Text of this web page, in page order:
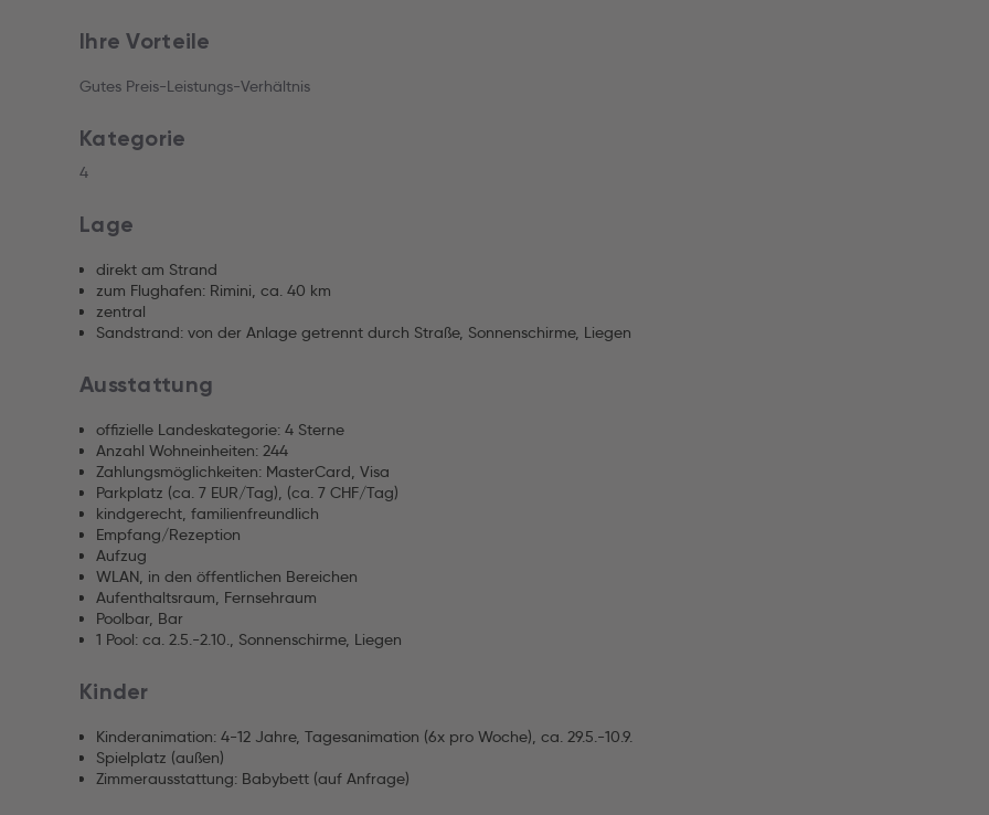
Ihre Vorteile
Gutes Preis-Leistungs-Verhältnis
Kategorie
4
Lage
direkt am Strand
zum Flughafen: Rimini, ca. 40 km
zentral
Sandstrand: von der Anlage getrennt durch Straße, Sonnenschirme, Liegen
Ausstattung
offizielle Landeskategorie: 4 Sterne
Anzahl Wohneinheiten: 244
Zahlungsmöglichkeiten: MasterCard, Visa
Parkplatz (ca. 7 EUR/Tag), (ca. 7 CHF/Tag)
kindgerecht, familienfreundlich
Empfang/Rezeption
Aufzug
WLAN, in den öffentlichen Bereichen
Aufenthaltsraum, Fernsehraum
Poolbar, Bar
1 Pool: ca. 2.5.-2.10., Sonnenschirme, Liegen
Kinder
Kinderanimation: 4-12 Jahre, Tagesanimation (6x pro Woche), ca. 29.5.-10.9.
Spielplatz (außen)
Zimmerausstattung: Babybett (auf Anfrage)